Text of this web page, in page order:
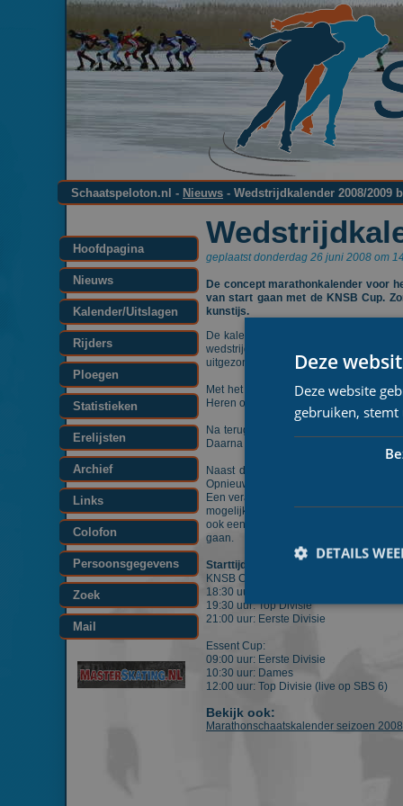
Schaatspeloton.nl - Nieuws - Wedstrijdkalender 2008/2009
Hoofdpagina
Nieuws
Kalender/Uitslagen
Rijders
Ploegen
Statistieken
Erelijsten
Archief
Links
Colofon
Persoonsgegevens
Zoek
Mail
geplaatst donderdag 26 juni 2008 om
De concept marathonkalender voor
van start gaan met de KNSB Cup.
kunstijs.
De kalender van het seizoen 2008/
wedstrijden zullen afwisselend op de
uitgezonden. Na 13 wedstrijden op
Met het Essent Open Nederlands
Heren op zaterdag 7, dinsdag 10,
Na terugkeer in Nederland heeft de
Daarna volgt nog een wedstrijd, en
Naast de conceptkalender heeft de
Opnieuw zal deze competitie worden
Een verandering is wel dat de KNSB
mogelijk promoverende regionale C-
ook een eigen Essent Cup krijgen, al
gaan.
Starttijden seizoen 2008/2009:
KNSB Cup:
18:30 uur: Dames
19:30 uur: Top Divisie
21:00 uur: Eerste Divisie
Essent Cup:
09:00 uur: Eerste Divisie
10:30 uur: Dames
12:00 uur: Top Divisie (live op SBS 6)
Bekijk ook:
Marathonschaatskalender seizoen
Deze
Deze website
gebruiken,
DETAILS
niet worden gebruikt
Naam